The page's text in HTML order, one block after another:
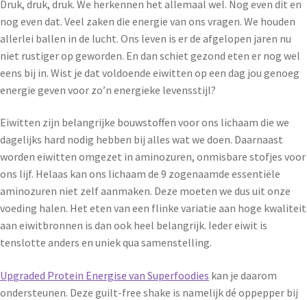
Druk, druk, druk. We herkennen het allemaal wel. Nog even dit en
nog even dat. Veel zaken die energie van ons vragen. We houden
allerlei ballen in de lucht. Ons leven is er de afgelopen jaren nu
niet rustiger op geworden. En dan schiet gezond eten er nog wel
eens bij in. Wist je dat voldoende eiwitten op een dag jou genoeg
energie geven voor zo’n energieke levensstijl?
Eiwitten zijn belangrijke bouwstoffen voor ons lichaam die we
dagelijks hard nodig hebben bij alles wat we doen. Daarnaast
worden eiwitten omgezet in aminozuren, onmisbare stofjes voor
ons lijf. Helaas kan ons lichaam de 9 zogenaamde essentiële
aminozuren niet zelf aanmaken. Deze moeten we dus uit onze
voeding halen. Het eten van een flinke variatie aan hoge kwaliteit
aan eiwitbronnen is dan ook heel belangrijk. Ieder eiwit is
tenslotte anders en uniek qua samenstelling.
Upgraded Protein Energise van Superfoodies kan je daarom
ondersteunen. Deze guilt-free shake is namelijk dé oppepper bij